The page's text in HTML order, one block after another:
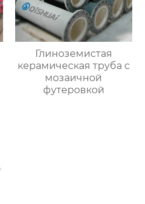
Глиноземистая
керамическая труба с
мозаичной
футеровкой